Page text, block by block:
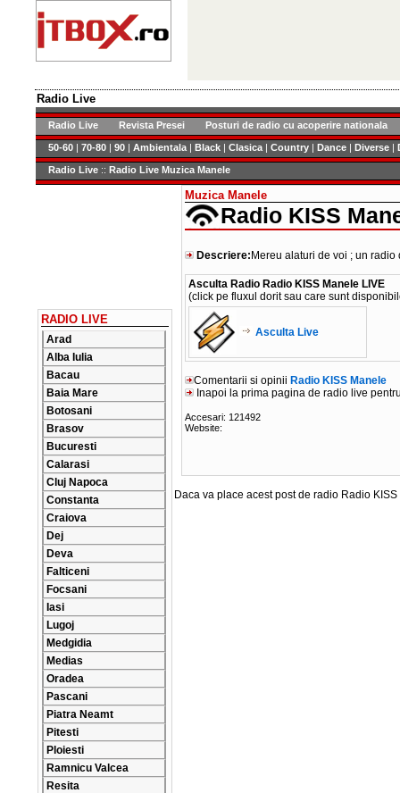
Radio Live
Radio Live Revista Presei Posturi de radio cu acoperire nationala
50-60 | 70-80 | 90 | Ambientala | Black | Clasica | Country | Dance | Diverse |
Radio Live :: Radio Live Muzica Manele
RADIO LIVE
Arad
Alba Iulia
Bacau
Baia Mare
Botosani
Brasov
Bucuresti
Calarasi
Cluj Napoca
Constanta
Craiova
Dej
Deva
Falticeni
Focsani
Iasi
Lugoj
Medgidia
Medias
Oradea
Pascani
Piatra Neamt
Pitesti
Ploiesti
Ramnicu Valcea
Resita
Muzica Manele
Radio KISS
Descriere: Mereu alaturi de voi ; un
Asculta Radio Radio KISS Manele LIVE
(click pe fluxul dorit sau care sunt
Asculta Live
Comentarii si opinii Radio KISS Manele
Inapoi la prima pagina de radio live
Accesari: 121492
Website:
Daca va place acest post de radio Radio